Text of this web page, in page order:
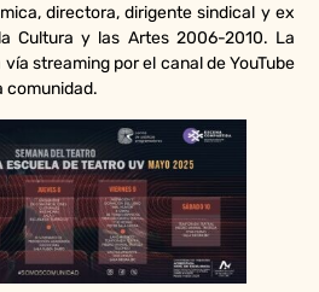
directora, dirigente sindical y ex
Cultura y las Artes 2006-2010. La
streaming por el canal de YouTube
comunidad.